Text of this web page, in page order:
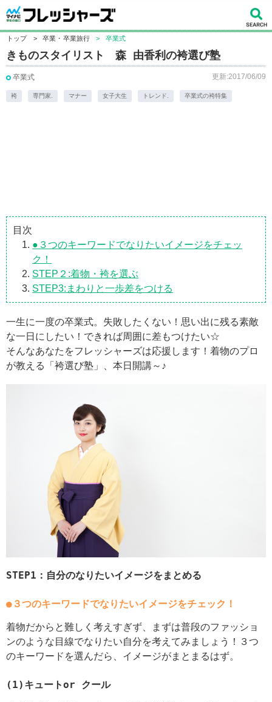
トップ > 卒業・卒業旅行 > 卒業式
きものスタイリスト 森 由香利の袴選び塾
卒業式 更新:2017/06/09
袴 専門家. マナー 女子大生 トレンド. 卒業式の袴特集
目次
●３つのキーワードでなりたいイメージをチェッ
ク！
STEP２:着物・袴を選ぶ
STEP3:まわりと一歩差をつける
一生に一度の卒業式。失敗したくない！思い出に残る素敵
な一日にしたい！できれば周囲に差もつけたい☆
そんなあなたをフレッシャーズは応援します！着物のプロ
が教える「袴選び塾」、本日開講～♪
STEP1：自分のなりたいイメージをまとめる
●３つのキーワードでなりたいイメージをチェック！
着物だからと難しく考えすぎず、まずは普段のファッショ
ンのような目線でなりたい自分を考えてみましょう！３つ
のキーワードを選んだら、イメージがまとまるはず。
(1)キュートor クール